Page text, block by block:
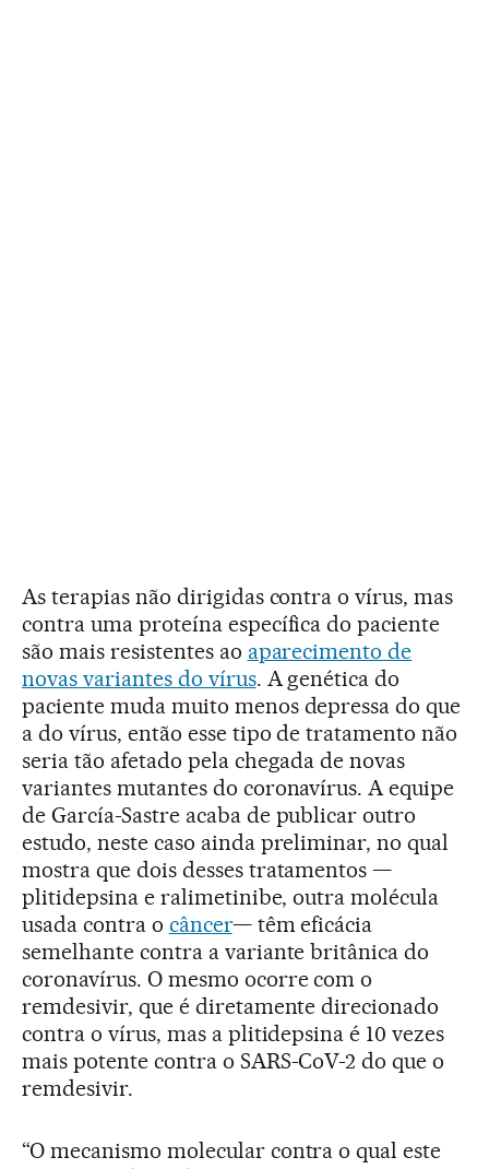
As terapias não dirigidas contra o vírus, mas
contra uma proteína específica do paciente
são mais resistentes ao aparecimento de
novas variantes do vírus. A genética do
paciente muda muito menos depressa do que
a do vírus, então esse tipo de tratamento não
seria tão afetado pela chegada de novas
variantes mutantes do coronavírus. A equipe
de García-Sastre acaba de publicar outro
estudo, neste caso ainda preliminar, no qual
mostra que dois desses tratamentos —
plitidepsina e ralimetinibe, outra molécula
usada contra o câncer— têm eficácia
semelhante contra a variante britânica do
coronavírus. O mesmo ocorre com o
remdesivir, que é diretamente direcionado
contra o vírus, mas a plitidepsina é 10 vezes
mais potente contra o SARS-CoV-2 do que o
remdesivir.
“O mecanismo molecular contra o qual este